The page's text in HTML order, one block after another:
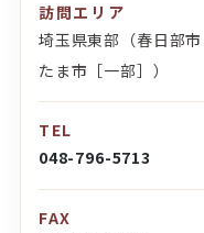
訪問エリア
埼玉県東部（春日部
たま市［一部］）
TEL
048-796-5713
FAX